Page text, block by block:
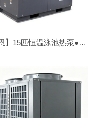
【智恩】15匹恒温泳池热泵●顶吹